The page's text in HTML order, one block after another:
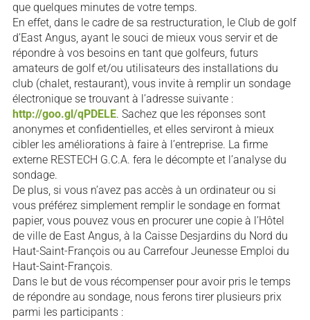
que quelques minutes de votre temps.
En effet, dans le cadre de sa restructuration, le Club de golf
d’East Angus, ayant le souci de mieux vous servir et de
répondre à vos besoins en tant que golfeurs, futurs
amateurs de golf et/ou utilisateurs des installations du
club (chalet, restaurant), vous invite à remplir un sondage
électronique se trouvant à l’adresse suivante :
http://goo.gl/qPDELE. Sachez que les réponses sont
anonymes et confidentielles, et elles serviront à mieux
cibler les améliorations à faire à l’entreprise. La firme
externe RESTECH G.C.A. fera le décompte et l’analyse du
sondage.
De plus, si vous n’avez pas accès à un ordinateur ou si
vous préférez simplement remplir le sondage en format
papier, vous pouvez vous en procurer une copie à l’Hôtel
de ville de East Angus, à la Caisse Desjardins du Nord du
Haut-Saint-François ou au Carrefour Jeunesse Emploi du
Haut-Saint-François.
Dans le but de vous récompenser pour avoir pris le temps
de répondre au sondage, nous ferons tirer plusieurs prix
parmi les participants :